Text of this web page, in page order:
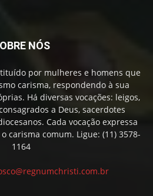
NÓS
por mulheres e homens que
carisma, respondendo à sua
Há diversas vocações: leigos,
a Deus, sacerdotes
Cada vocação expressa
carisma comum. Ligue: (11) 3578-
1164